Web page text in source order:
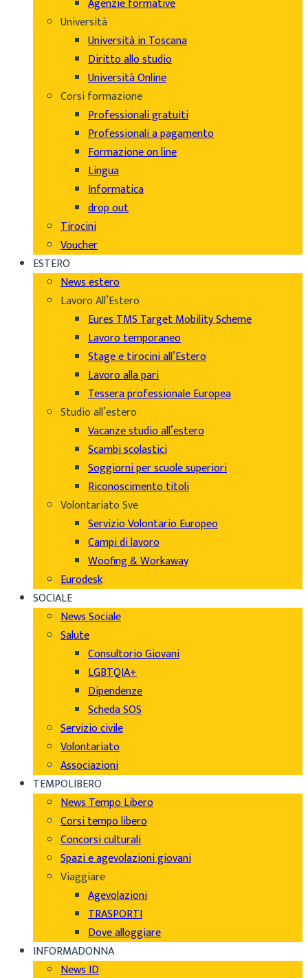
Università
Università in Toscana
Diritto allo studio
Università Online
Corsi formazione
Professionali gratuiti
Professionali a pagamento
Formazione on line
Lingua
Informatica
drop out
Tirocini
Voucher
ESTERO
News estero
Lavoro All’Estero
Eures TMS Target Mobility Scheme
Lavoro temporaneo
Stage e tirocini all’Estero
Lavoro alla pari
Tessera professionale Europea
Studio all’estero
Vacanze studio all’estero
Scambi scolastici
Soggiorni per scuole superiori
Riconoscimento titoli
Volontariato Sve
Servizio Volontario Europeo
Campi di lavoro
Woofing & Workaway
Eurodesk
SOCIALE
News Sociale
Salute
Consultorio Giovani
LGBTQIA+
Dipendenze
Scheda SOS
Servizio civile
Volontariato
Associazioni
TEMPOLIBERO
News Tempo Libero
Corsi tempo libero
Concorsi culturali
Spazi e agevolazioni giovani
Viaggiare
Agevolazioni
TRASPORTI
Dove alloggiare
INFORMADONNA
News ID